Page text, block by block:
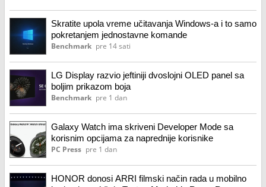
Skratite upola vreme učitavanja Windows-a i to samo
pokretanjem jednostavne komande
Benchmark pre 14 sati
LG Display razvio jeftiniji dvoslojni OLED panel sa
boljim prikazom boja
Benchmark pre 1 dan
Galaxy Watch ima skriveni Developer Mode sa
korisnim opcijama za naprednije korisnike
PC Press pre 1 dan
HONOR donosi ARRI filmski način rada u mobilno